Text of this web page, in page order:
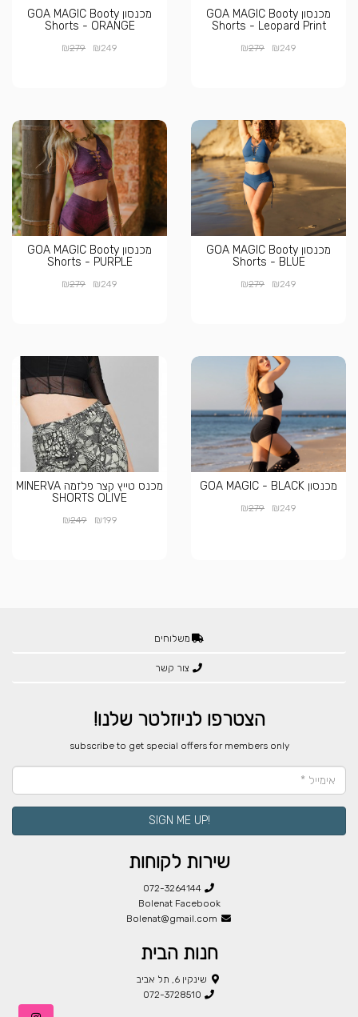
מכנסון GOA MAGIC Booty
Shorts - Leopard Print
₪249
₪279
מכנסון GOA MAGIC Booty
Shorts - ORANGE
₪249
₪279
מכנסון GOA MAGIC Booty
Shorts - BLUE
₪249
₪279
מכנסון GOA MAGIC Booty
Shorts - PURPLE
₪249
₪279
מכנסון GOA MAGIC - BLACK
₪249
₪279
מכנס טייץ קצר פלזמה MINERVA
SHORTS OLIVE
₪199
₪249
משלוחים
צור קשר
הצטרפו לניוזלטר שלנו!
​subscribe to get special offers for members only
!SIGN ME UP
שירות לקוחות
072-3264144
Bolenat Facebook
Bolenat@gmail.com
חנות הבית
שינקין 6, תל אביב
072-3728510